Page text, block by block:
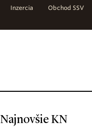
Inzercia Obchod SSV
Najnovšie KN